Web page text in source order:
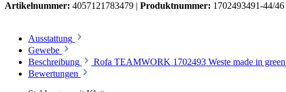
Artikelnummer: 4057121783479 | Produktnummer: 1702493491-44/46
Ausstattung
Gewebe
Beschreibung
Rofa TEAMWORK 1702493 Weste made in
Bewertungen